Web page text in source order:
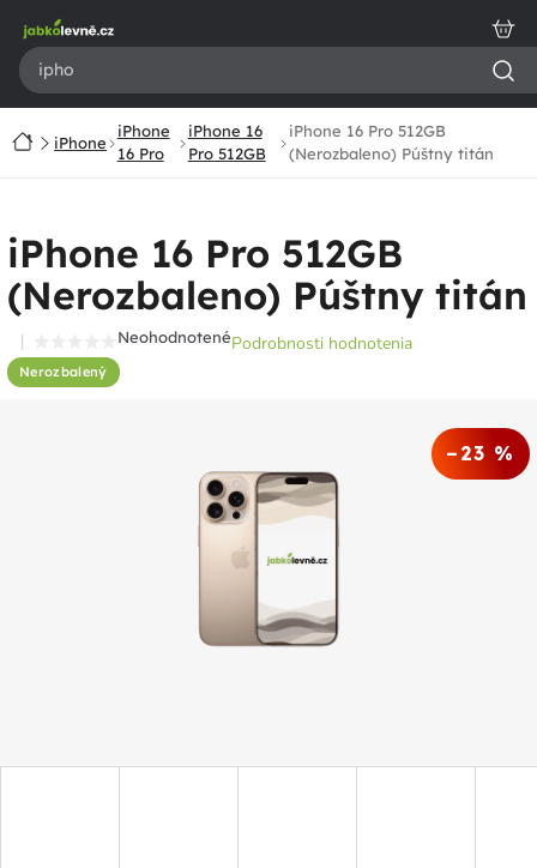
obsah
DomoviPhone
iPhone
16 Pro
iPhone 16
Pro 512GB
iPhone 16 Pro 512GB
(Nerozbaleno) Púštny titán
iPhone 16 Pro 512GB
(Nerozbaleno) Púštny titán
Nerozbalený
Priemerné
hodnotenie
NeohodnotenéPodrobnosti hodnotenia
–23 %